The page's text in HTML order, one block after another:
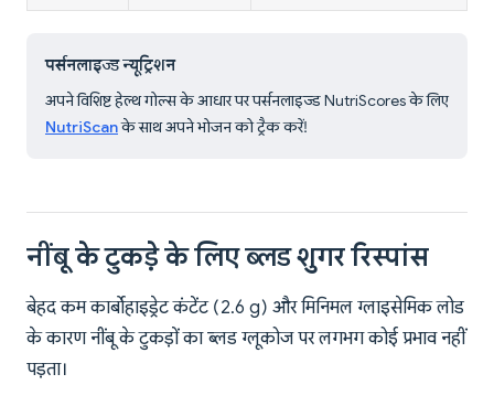
पर्सनलाइज्ड न्यूट्रिशन
अपने विशिष्ट हेल्थ गोल्स के आधार पर पर्सनलाइज्ड NutriScores के लिए
NutriScanके साथ अपने भोजन को ट्रैक करें!
नींबू के टुकड़े के लिए ब्लड शुगर रिस्पांस
बेहद कम कार्बोहाइड्रेट कंटेंट (2.6 g) और मिनिमल ग्लाइसेमिक लोड
के कारण नींबू के टुकड़ों का ब्लड ग्लूकोज पर लगभग कोई प्रभाव नहीं
पड़ता।